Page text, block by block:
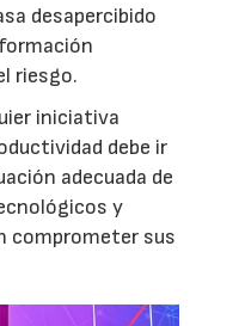
desapercibido
riesgo.
iniciativa
debe ir
adecuada de
y
comprometer sus